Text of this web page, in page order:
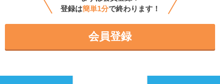
登録は簡単1分で終わります！
会員登録